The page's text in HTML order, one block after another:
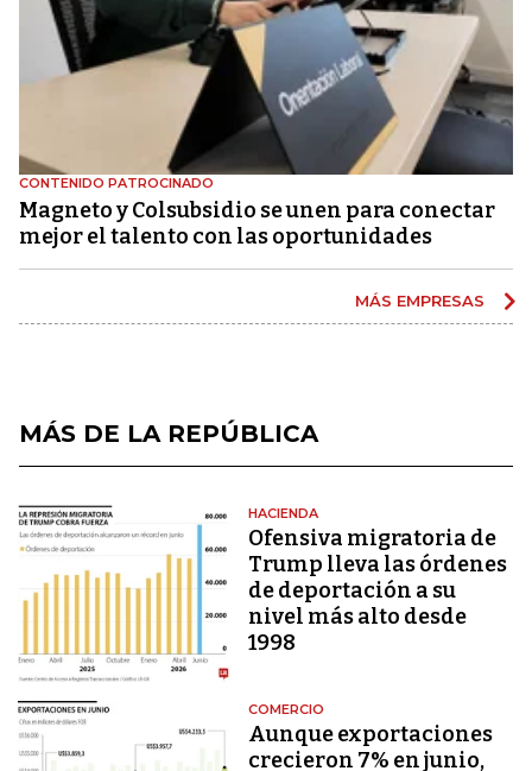
CONTENIDO PATROCINADO
Magneto y Colsubsidio se unen para conectar
mejor el talento con las oportunidades
MÁS EMPRESAS
MÁS DE LA REPÚBLICA
HACIENDA
Ofensiva migratoria de
Trump lleva las órdenes
de deportación a su
nivel más alto desde
1998
COMERCIO
Aunque exportaciones
crecieron 7% en junio,